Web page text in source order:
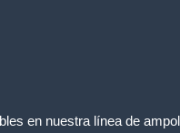
en nuestra línea de